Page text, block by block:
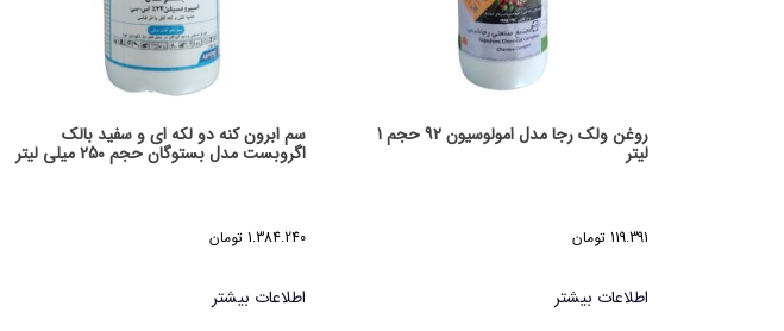
روغن ولک رجا مدل امولوسیون 92 حجم 1
لیتر
119.391 تومان
اطلاعات بیشتر
سم ابرون کنه دو لکه ای و سفید بالک
اگروبست مدل بستوگان حجم 250 میلی لیتر
1.384.240 تومان
اطلاعات بیشتر